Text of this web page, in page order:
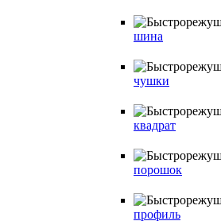
шина
чушки
квадрат
порошок
профиль